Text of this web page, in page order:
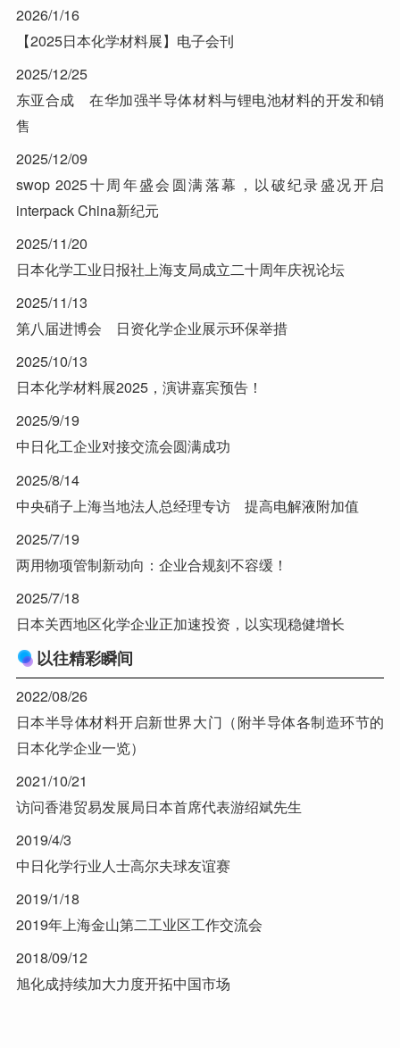
2026/1/16
【2025日本化学材料展】电子会刊
2025/12/25
东亚合成 在华加强半导体材料与锂电池材料的开发和销
售
2025/12/09
swop 2025十周年盛会圆满落幕，以破纪录盛况开启
interpack China新纪元
2025/11/20
日本化学工业日报社上海支局成立二十周年庆祝论坛
2025/11/13
第八届进博会 日资化学企业展示环保举措
2025/10/13
日本化学材料展2025，演讲嘉宾预告！
2025/9/19
中日化工企业对接交流会圆满成功
2025/8/14
中央硝子上海当地法人总经理专访 提高电解液附加值
2025/7/19
两用物项管制新动向：企业合规刻不容缓！
2025/7/18
日本关西地区化学企业正加速投资，以实现稳健增长
以往精彩瞬间
2022/08/26
日本半导体材料开启新世界大门（附半导体各制造环节的
日本化学企业一览）
2021/10/21
访问香港贸易发展局日本首席代表游绍斌先生
2019/4/3
中日化学行业人士高尔夫球友谊赛
2019/1/18
2019年上海金山第二工业区工作交流会
2018/09/12
旭化成持续加大力度开拓中国市场